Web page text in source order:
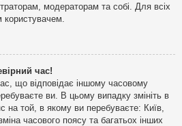
модераторам та собі. Для всіх
час!
що відповідає іншому часовому
ви. В цьому випадку змініть в
на той, в якому ви перебуваєте: Київ,
часового поясу та багатьох інших